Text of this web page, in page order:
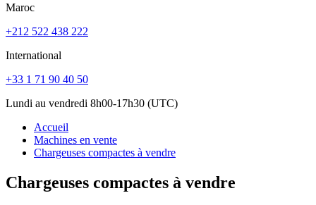
Maroc
+212 522 438 222
International
+33 1 71 90 40 50
Lundi au vendredi 8h00-17h30 (UTC)
Accueil
Machines en vente
Chargeuses compactes à vendre
Chargeuses compactes à vendre